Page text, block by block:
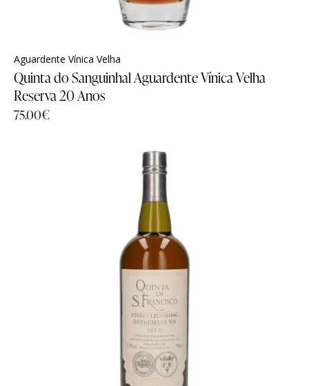
Aguardente Vínica Velha
Quinta do Sanguinhal Aguardente Vínica Velha
Reserva 20 Anos
75.00€